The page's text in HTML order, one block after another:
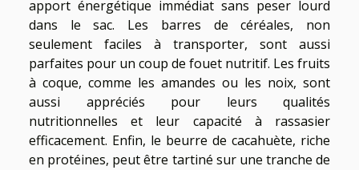
apport énergétique immédiat sans peser lourd
dans le sac. Les barres de céréales, non
seulement faciles à transporter, sont aussi
parfaites pour un coup de fouet nutritif. Les fruits
à coque, comme les amandes ou les noix, sont
aussi appréciés pour leurs qualités
nutritionnelles et leur capacité à rassasier
efficacement. Enfin, le beurre de cacahuète, riche
en protéines, peut être tartiné sur une tranche de